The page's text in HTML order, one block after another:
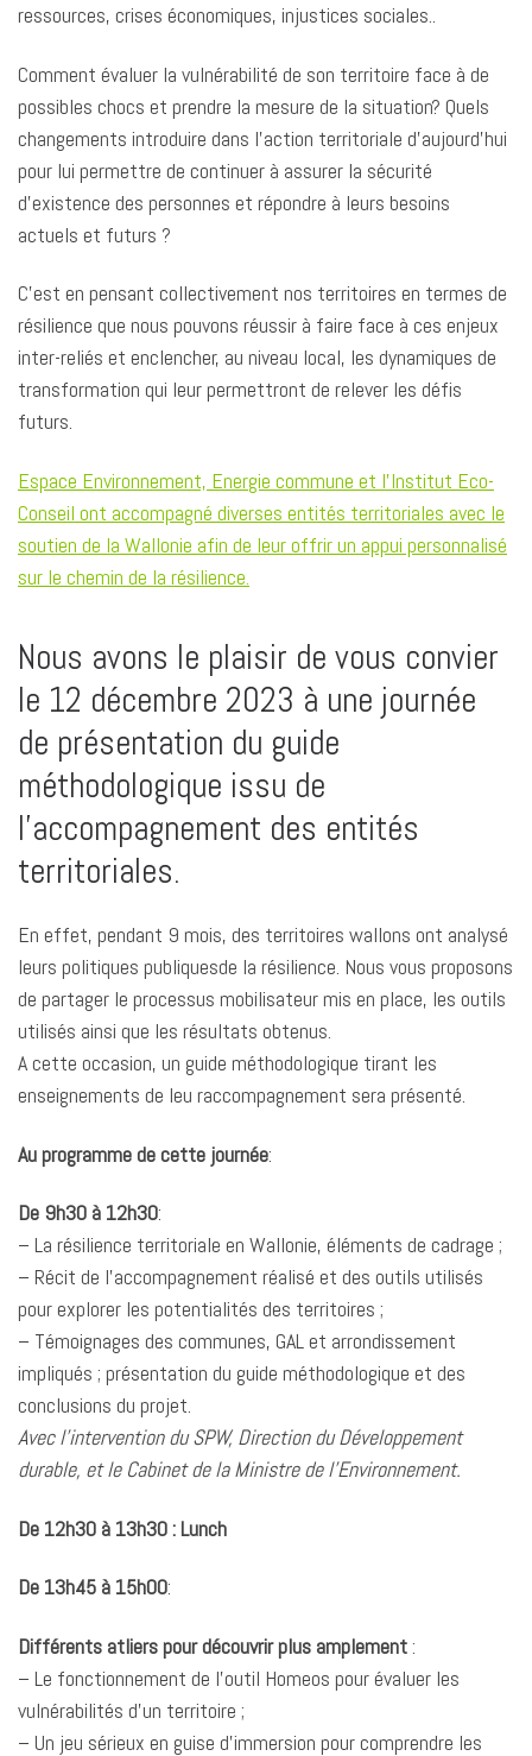
ressources, crises économiques, injustices sociales..
Comment évaluer la vulnérabilité de son territoire face à de
possibles chocs et prendre la mesure de la situation? Quels
changements introduire dans l’action territoriale d’aujourd’hui
pour lui permettre de continuer à assurer la sécurité
d’existence des personnes et répondre à leurs besoins
actuels et futurs ?
C’est en pensant collectivement nos territoires en termes de
résilience que nous pouvons réussir à faire face à ces enjeux
inter-reliés et enclencher, au niveau local, les dynamiques de
transformation qui leur permettront de relever les défis
futurs.
Espace Environnement, Energie commune et l’Institut Eco-
Conseil ont accompagné diverses entités territoriales avec le
soutien de la Wallonie afin de leur offrir un appui personnalisé
sur le chemin de la résilience.
Nous avons le plaisir de vous convier
le 12 décembre 2023 à une journée
de présentation du guide
méthodologique issu de
l’accompagnement des entités
territoriales.
En effet, pendant 9 mois, des territoires wallons ont analysé
leurs politiques publiquesde la résilience. Nous vous proposons
de partager le processus mobilisateur mis en place, les outils
utilisés ainsi que les résultats obtenus.
A cette occasion, un guide méthodologique tirant les
enseignements de leu raccompagnement sera présenté.
Au programme de cette journée:
De 9h30 à 12h30:
– La résilience territoriale en Wallonie, éléments de cadrage ;
– Récit de l’accompagnement réalisé et des outils utilisés
pour explorer les potentialités des territoires ;
– Témoignages des communes, GAL et arrondissement
impliqués ; présentation du guide méthodologique et des
conclusions du projet.
Avec l’intervention du SPW, Direction du Développement
durable, et le Cabinet de la Ministre de l’Environnement.
De 12h30 à 13h30 : Lunch
De 13h45 à 15h00:
Différents atliers pour découvrir plus amplement:
– Le fonctionnement de l’outil Homeos pour évaluer les
vulnérabilités d’un territoire ;
– Un jeu sérieux en guise d’immersion pour comprendre les